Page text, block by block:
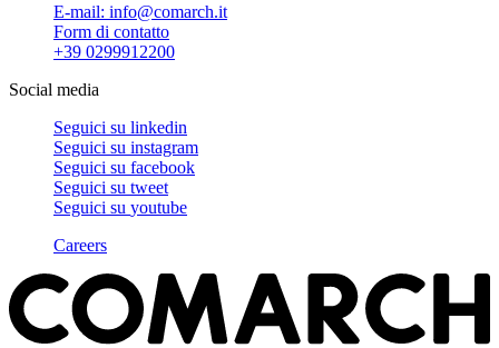
E-mail: info@comarch.it
Form di contatto
+39 0299912200
Social media
Seguici su linkedin
Seguici su instagram
Seguici su facebook
Seguici su tweet
Seguici su youtube
Careers